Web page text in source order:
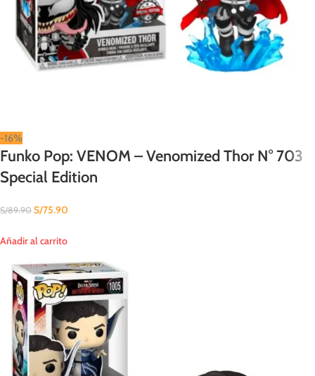
-16%
Funko Pop: VENOM – Venomized Thor N° 703
Special Edition
S/89.90 S/75.90
Añadir al carrito